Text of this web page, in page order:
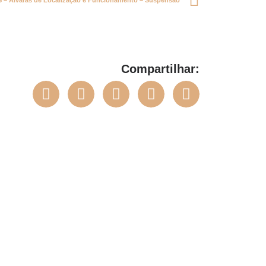
Compartilhar: